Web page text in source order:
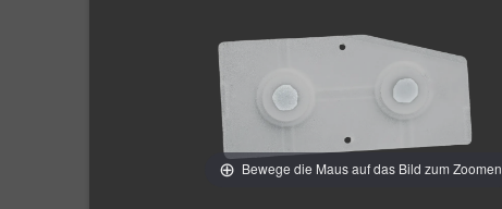
Bewege die Maus auf das Bild zum Zoomen